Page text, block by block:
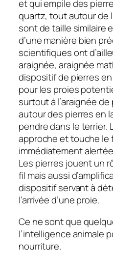
et qui empile des
quartz, tout autour de
sont de taille similaire
d’une manière bien
scientifiques ont
araignée, araignée
dispositif de pierres
pour les proies
surtout à l’araignée
autour des pierres en
pendre dans le terrier.
approche et touche le
immédiatement
Les pierres jouent un
fil mais aussi
dispositif servant à
l’arrivée d’une proie.
Ce ne sont que
l’intelligence animale
nourriture.